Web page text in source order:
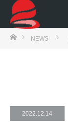
ホームNEWS
2022.12.14